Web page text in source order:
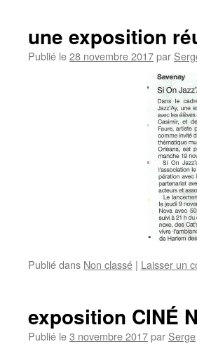
une exposition
Publié le28 novembre 2017par
Publié dans Non classé | Laisser un
exposition CINÉ
Publié le3 novembre 2017par Serge